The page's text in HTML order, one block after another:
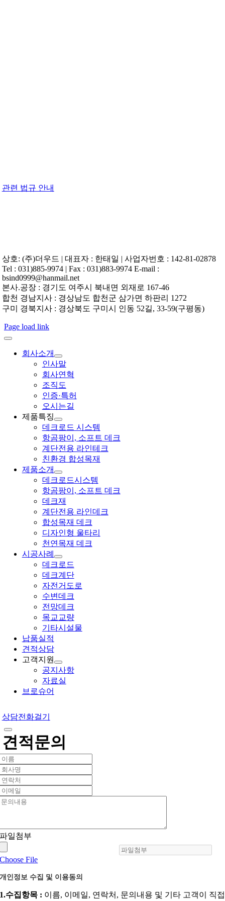
관련 법규 안내
상호: (주)더우드 | 대표자 : 한태일 | 사업자번호 : 142-81-02878
Tel : 031)885-9974 | Fax : 031)883-9974 E-mail :
bsind0999@hanmail.net
본사.공장 : 경기도 여주시 북내면 외재로 167-46
합천 경남지사 : 경상남도 합천군 삼가면 하판리 1272
구미 경북지사 : 경상북도 구미시 인동 52길, 33-59(구평동)
Page load link
회사소개
인사말
회사연혁
조직도
인증·특허
오시는길
제품특징
데크로드 시스템
항곰팡이, 소프트 데크
계단전용 라인테크
친환경 합성목재
제품소개
데크로드시스템
항곰팡이, 소프트 데크
데크재
계단전용 라인데크
합성목재 데크
디자인형 울타리
천연목재 데크
시공사례
데크로드
데크계단
자전거도로
수변데크
전망데크
목교교량
기타시설물
납품실적
견적상담
고객지원
공지사항
자료실
브로슈어
상담전화걸기
견적문의
파일첨부
Choose File
개인정보 수집 및 이용동의
1.수집항목 : 이름, 이메일, 연락처, 문의내용 및 기타 고객이 직접